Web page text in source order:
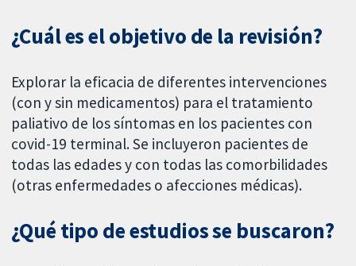
¿Cuál es el objetivo de la revisión?
Explorar la eficacia de diferentes intervenciones
(con y sin medicamentos) para el tratamiento
paliativo de los síntomas en los pacientes con
covid-19 terminal. Se incluyeron pacientes de
todas las edades y con todas las comorbilidades
(otras enfermedades o afecciones médicas).
¿Qué tipo de estudios se buscaron?